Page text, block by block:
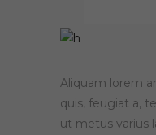
Aliquam lorem
quis, feugiat a,
ut metus varius